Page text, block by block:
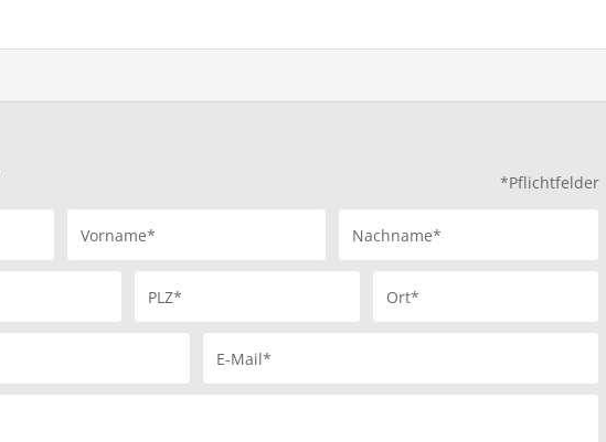
*Pflichtfelder
Vorname* Nachname*
PLZ* Ort*
E-Mail*